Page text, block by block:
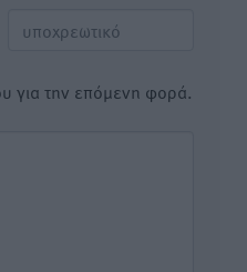
για την επόμενη φορά.